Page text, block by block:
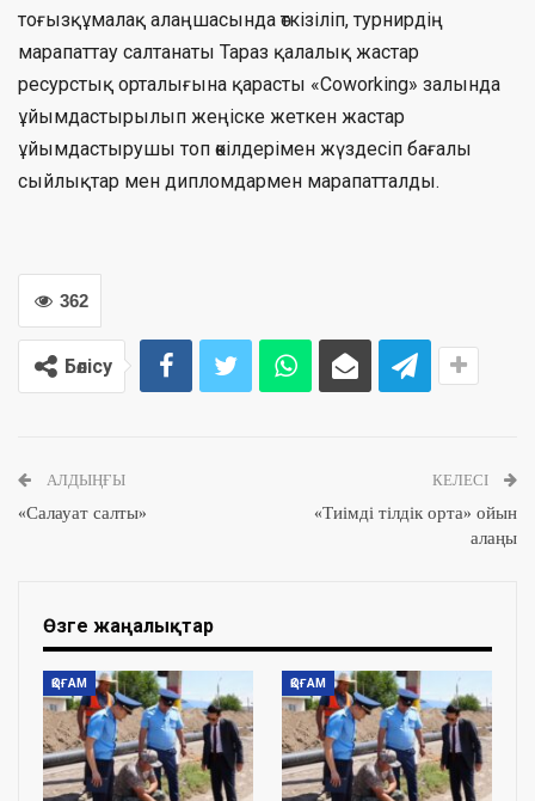
тоғызқұмалақ алаңшасында өткізіліп, турнирдің
марапаттау салтанаты Тараз қалалық жастар
ресурстық орталығына қарасты «Coworking» залында
ұйымдастырылып жеңіске жеткен жастар
ұйымдастырушы топ өкілдерімен жүздесіп бағалы
сыйлықтар мен дипломдармен марапатталды.
362
Бөлісу
АЛДЫҢҒЫ
«Салауат салты»
КЕЛЕСІ
«Тиімді тілдік орта» ойын
алаңы
Өзге жаңалықтар
ҚОҒАМ ҚОҒАМ